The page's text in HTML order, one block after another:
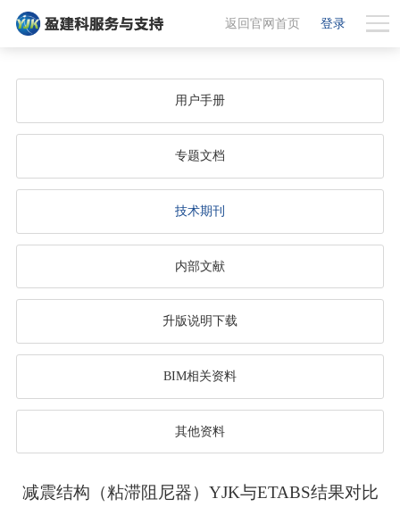
登录
返回官网首页
用户手册
专题文档
技术期刊
内部文献
升版说明下载
BIM相关资料
其他资料
减震结构（粘滞阻尼器）YJK与ETABS结果对比